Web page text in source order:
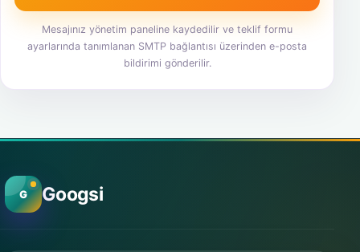
Mesajınız yönetim paneline kaydedilir ve teklif formu
ayarlarında tanımlanan SMTP bağlantısı üzerinden e-posta
bildirimi gönderilir.
G Googsi